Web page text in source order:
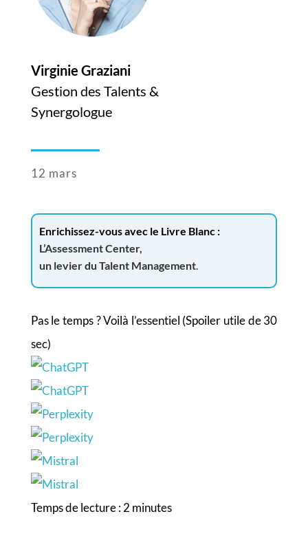
Virginie Graziani
Gestion des Talents &
Synergologue
12 mars
Enrichissez-vous avec le Livre Blanc :
L’Assessment Center,
un levier du Talent Management.
Pas le temps ? Voilà l’essentiel (Spoiler utile de 30
sec)
Temps de lecture :2 minutes